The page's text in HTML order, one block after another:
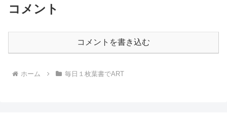
コメント
コメントを書き込む
ホーム 毎日１枚葉書でART